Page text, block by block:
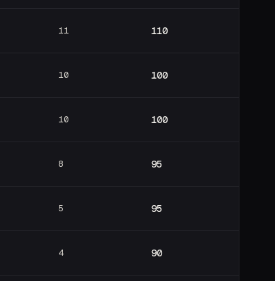
11 110
10 100
10 100
8 95
5 95
4 90